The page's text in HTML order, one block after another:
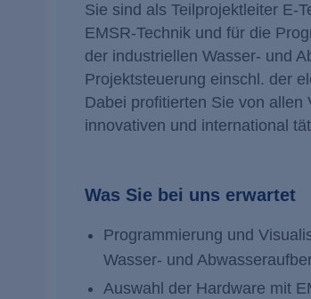
Sie sind als Teilprojektleiter E-
EMSR-Technik und für die
der industriellen Wasser- und
Projektsteuerung einschl. der
Dabei profitierten Sie von allen
innovativen und international
Was Sie bei uns erwartet
Programmierung und
Wasser- und
Auswahl der Hardware mit